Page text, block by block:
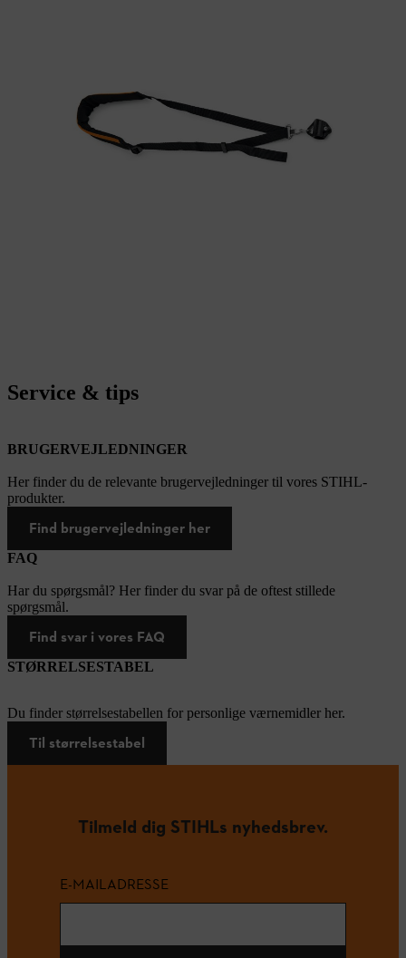
Service & tips
BRUGERVEJLEDNINGER
Her finder du de relevante brugervejledninger til vores STIHL-
produkter.
Find brugervejledninger her
FAQ
Har du spørgsmål? Her finder du svar på de oftest stillede
spørgsmål.
Find svar i vores FAQ
STØRRELSESTABEL
Du finder størrelsestabellen for personlige værnemidler her.
Til størrelsestabel
Tilmeld dig STIHLs nyhedsbrev.
E-MAILADRESSE